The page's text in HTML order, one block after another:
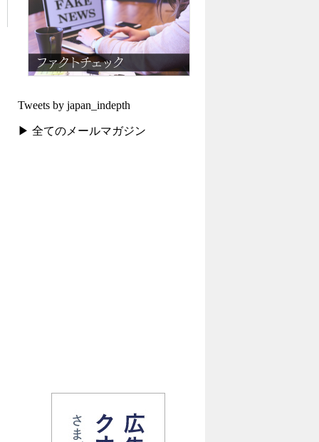
Tweets by japan_indepth
▶ 全てのメールマガジン